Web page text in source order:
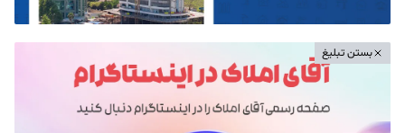
بستن تبلیغ